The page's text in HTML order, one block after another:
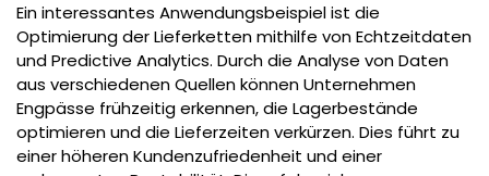
Ein interessantes Anwendungsbeispiel ist die
Optimierung der Lieferketten mithilfe von Echtzeitdaten
und Predictive Analytics. Durch die Analyse von Daten
aus verschiedenen Quellen können Unternehmen
Engpässe frühzeitig erkennen, die Lagerbestände
optimieren und die Lieferzeiten verkürzen. Dies führt zu
einer höheren Kundenzufriedenheit und einer